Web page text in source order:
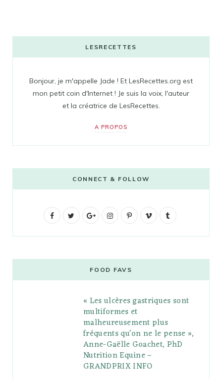
LESRECETTES
Bonjour, je m'appelle Jade ! Et LesRecettes.org est
mon petit coin d'Internet ! Je suis la voix, l'auteur
et la créatrice de LesRecettes.
A PROPOS
CONNECT & FOLLOW
F
b
t
G
g
l
e
P
l
s
I
t
a
g
r
a
m
P
e
r
e
s
V
o
l
r
FOOD FAVS
« Les ulcères gastriques sont
multiformes et
malheureusement plus
fréquents qu’on ne le pense »,
Anne-Gaëlle Goachet, PhD
Nutrition Equine –
GRANDPRIX INFO